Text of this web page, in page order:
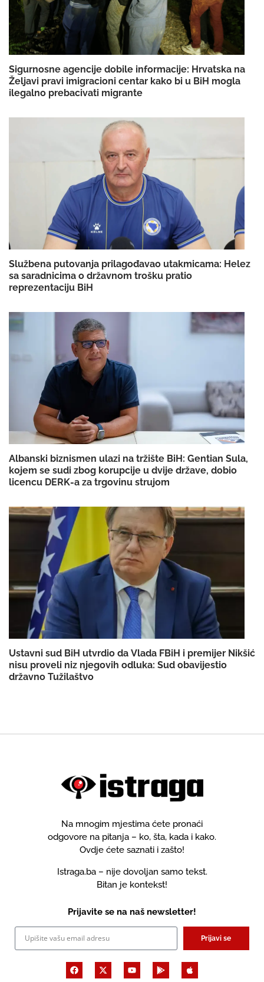
Sigurnosne agencije dobile informacije: Hrvatska na
Željavi pravi imigracioni centar kako bi u BiH mogla
ilegalno prebacivati migrante
Službena putovanja prilagođavao utakmicama: Helez
sa saradnicima o državnom trošku pratio
reprezentaciju BiH
Albanski biznismen ulazi na tržište BiH: Gentian Sula,
kojem se sudi zbog korupcije u dvije države, dobio
licencu DERK-a za trgovinu strujom
Ustavni sud BiH utvrdio da Vlada FBiH i premijer Nikšić
nisu proveli niz njegovih odluka: Sud obavijestio
državno Tužilaštvo
Na mnogim mjestima ćete pronaći
odgovore na pitanja – ko, šta, kada i kako.
Ovdje ćete saznati i zašto!
Istraga.ba – nije dovoljan samo tekst.
Bitan je kontekst!
Prijavite se na naš newsletter!
Prijavi se